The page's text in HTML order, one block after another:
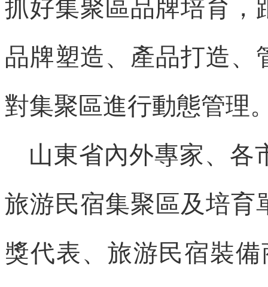
抓好集聚區品牌培育，
品牌塑造、產品打造、
對集聚區進行動態管理
山東省內外專家、各
旅游民宿集聚區及培育
獎代表、旅游民宿裝